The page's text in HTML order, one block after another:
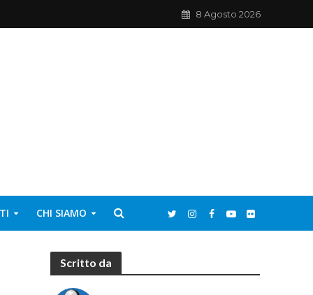
8 Agosto 2026
CHI SIAMO
Scritto da